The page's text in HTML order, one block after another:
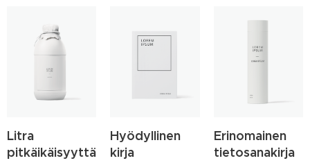
Litra
pitkäikäisyyttä
Hyödyllinen
kirja
Erinomainen
tietosanakirja